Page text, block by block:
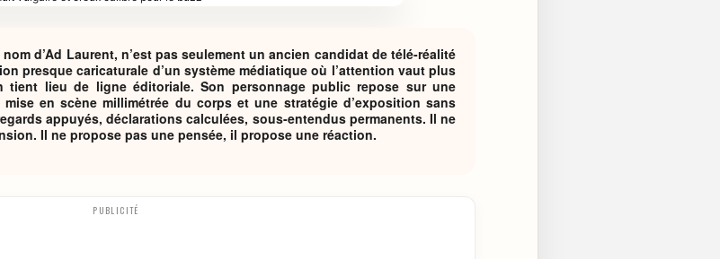
d’Ad Laurent, n’est pas seulement un ancien candidat de télé-réalité
presque caricaturale d’un système médiatique où l’attention vaut plus
lieu de ligne éditoriale. Son personnage public repose sur une
en scène millimétrée du corps et une stratégie d’exposition sans
appuyés, déclarations calculées, sous-entendus permanents. Il ne
Il ne propose pas une pensée, il propose une réaction.
PUBLICITÉ